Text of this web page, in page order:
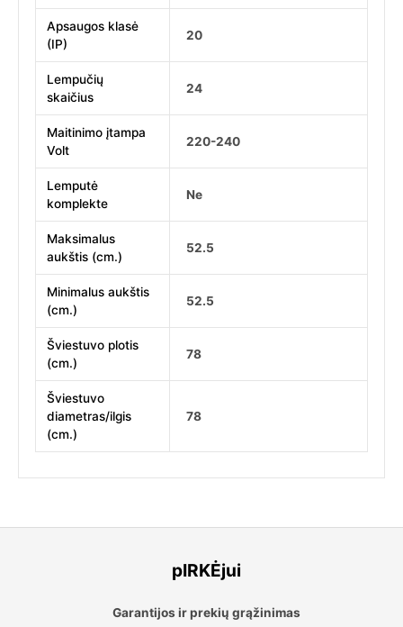
Apsaugos klasė
(IP)
20
Lempučių
skaičius
24
Maitinimo įtampa
Volt
220-240
Lemputė
komplekte
Ne
Maksimalus
aukštis (cm.)
52.5
Minimalus aukštis
(cm.)
52.5
Šviestuvo plotis
(cm.)
78
Šviestuvo
diametras/ilgis
(cm.)
78
pIRKĖjui
Garantijos ir prekių grąžinimas